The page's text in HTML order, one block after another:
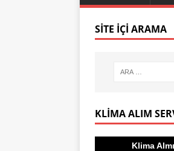
SITE İÇI ARAMA
KLIMA ALIM
Klima